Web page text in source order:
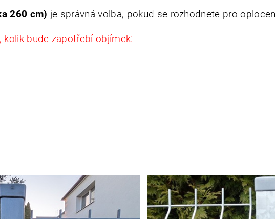
260 cm) je správná volba, pokud se rozhodnete pro
bude zapotřebí objímek: